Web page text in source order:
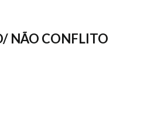
NÃO CONFLITO